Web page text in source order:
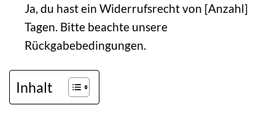
Ja, du hast ein Widerrufsrecht von [Anzahl]
Tagen. Bitte beachte unsere
Rückgabebedingungen.
Inhalt